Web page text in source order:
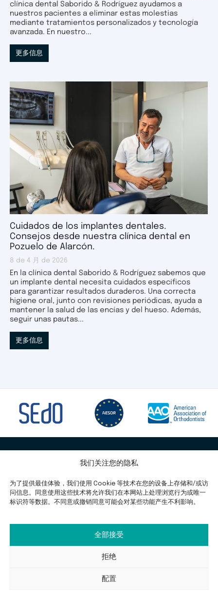
我们关注您的隐私
为了提供最佳体验，我们使用 Cookie 等技术在您的设备上存储和/或访
问信息。同意使用这些技术将允许我们在本网站上处理浏览行为或唯一
标识符等数据。不同意或撤销同意可能会对某些功能产生不利影响。
全部接受
拒绝
配置
clínica dental Saborido & Rodríguez ayudamos a
nuestros pacientes a eliminar estas molestias
mediante tratamientos personalizados y tecnología
avanzada. En nuestro...
更多信息
Cuidados de los implantes dentales.
Consejos desde nuestra clínica dental en
Pozuelo de Alarcón.
8 de 4 月 de 2026
En la clínica dental Saborido & Rodríguez sabemos que
un implante dental necesita cuidados específicos
para garantizar resultados duraderos. Una correcta
higiene oral, junto con revisiones periódicas, ayuda a
mantener la salud de las encías y del hueso. Además,
seguir unas pautas...
更多信息
巴勃罗六世大马路 9 号 8 区
665 092 221
在线申请